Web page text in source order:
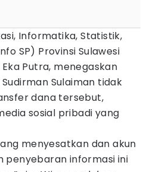
Informatika, Statistik,
SP) Provinsi Sulawesi
Putra, menegaskan
Sulaiman tidak
dana tersebut,
sosial pribadi yang
menyesatkan dan akun
penyebaran informasi ini